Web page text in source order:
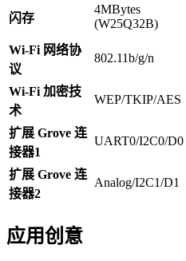
闪存
4MBytes
(W25Q32B)
Wi-Fi 网络协
议
802.11b/g/n
Wi-Fi 加密技
术
WEP/TKIP/AES
扩展 Grove 连
接器1
UART0/I2C0/D0
扩展 Grove 连
接器2
Analog/I2C1/D1
应用创意